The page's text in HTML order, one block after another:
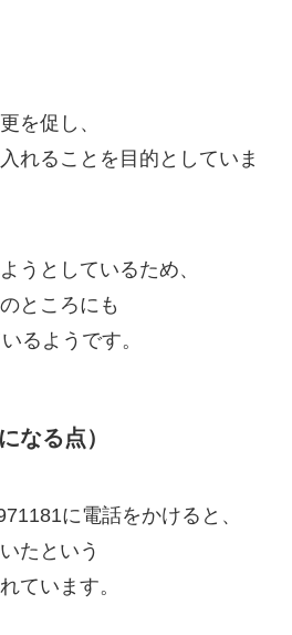
を促し、
れることを目的としていま
うとしているため、
ところにも
るようです。
なる点）
に電話をかけると、
たという
ています。